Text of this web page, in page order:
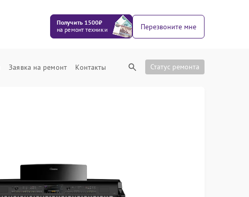
Получить 1500₽
на ремонт техники
Перезвоните мне
Заявка на ремонт Контакты Статус ремонта